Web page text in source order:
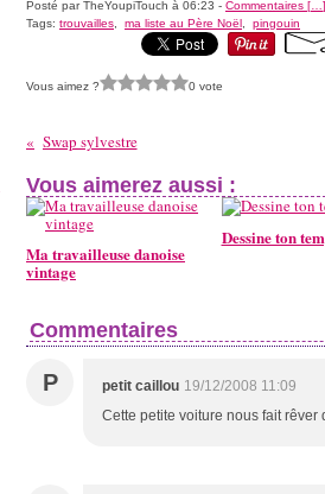
Posté par TheYoupiTouch à 06:23 - Commentaires [ ]
Tags: trouvailles ma liste au Père Noël pingouin
Vous aimez ? 0 vote
Swap sylvestre
Vous aimerez aussi :
Ma travailleuse danoise
vintage
Dessine ton
Commentaires
P petit caillou 19/12/2008 11:09
Cette petite voiture nous fait rêver